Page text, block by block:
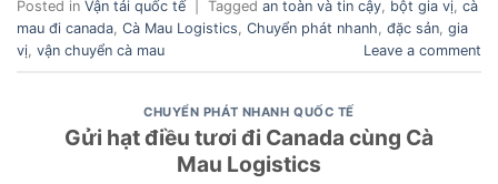
Posted in Vận tải quốc tế Tagged an toàn và tin cậy bột gia vị cà
mau đi canada Cà Mau Logistics Chuyển phát nhanh đặc sản gia
vị vận chuyển cà mau Leave a comment
CHUYỂN PHÁT NHANH QUỐC TẾ
Gửi hạt điều tươi đi Canada cùng Cà
Mau Logistics